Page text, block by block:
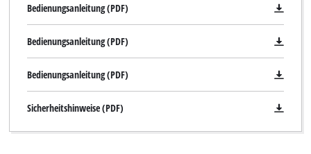
Bedienungsanleitung (PDF)
Bedienungsanleitung (PDF)
Bedienungsanleitung (PDF)
Sicherheitshinweise (PDF)